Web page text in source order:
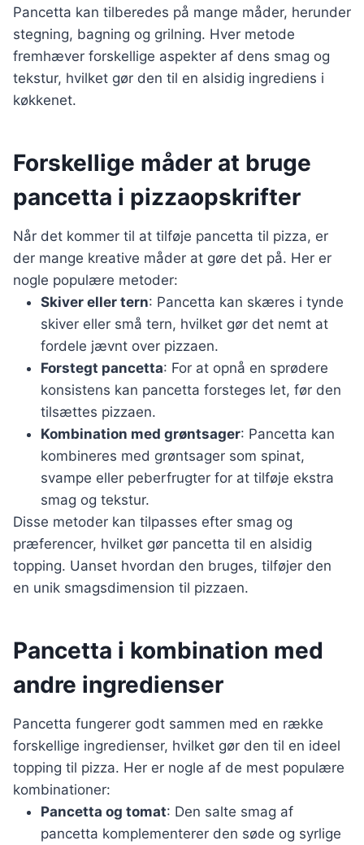
Pancetta kan tilberedes på mange måder, herunder
stegning, bagning og grilning. Hver metode
fremhæver forskellige aspekter af dens smag og
tekstur, hvilket gør den til en alsidig ingrediens i
køkkenet.
Forskellige måder at bruge
pancetta i pizzaopskrifter
Når det kommer til at tilføje pancetta til pizza, er
der mange kreative måder at gøre det på. Her er
nogle populære metoder:
Skiver eller tern: Pancetta kan skæres i tynde
skiver eller små tern, hvilket gør det nemt at
fordele jævnt over pizzaen.
Forstegt pancetta: For at opnå en sprødere
konsistens kan pancetta forsteges let, før den
tilsættes pizzaen.
Kombination med grøntsager: Pancetta kan
kombineres med grøntsager som spinat,
svampe eller peberfrugter for at tilføje ekstra
smag og tekstur.
Disse metoder kan tilpasses efter smag og
præferencer, hvilket gør pancetta til en alsidig
topping. Uanset hvordan den bruges, tilføjer den
en unik smagsdimension til pizzaen.
Pancetta i kombination med
andre ingredienser
Pancetta fungerer godt sammen med en række
forskellige ingredienser, hvilket gør den til en ideel
topping til pizza. Her er nogle af de mest populære
kombinationer:
Pancetta og tomat: Den salte smag af
pancetta komplementerer den søde og syrlige